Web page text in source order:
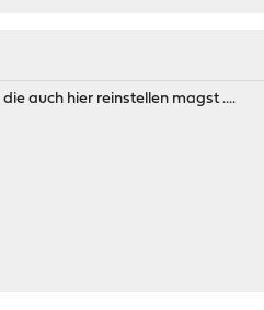
auch hier reinstellen magst ....